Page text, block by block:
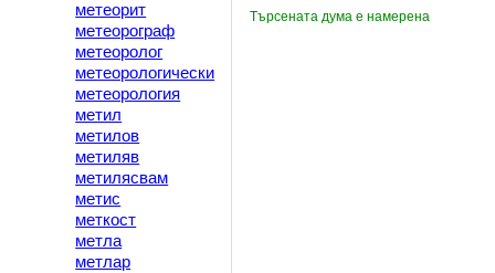
метеорит
метеорограф
метеоролог
метеорологически
метеорология
метил
метилов
метиляв
метилясвам
метис
меткост
метла
метлар
Търсената дума е намерена